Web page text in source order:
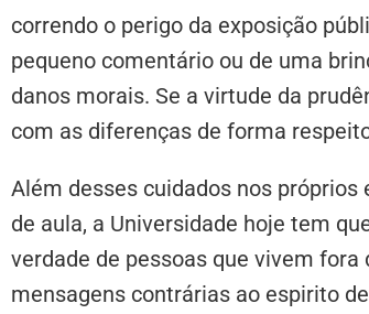
correndo o perigo da exposição
pequeno comentário ou de uma
danos morais. Se a virtude da
com as diferenças de forma
Além desses cuidados nos
de aula, a Universidade hoje tem
verdade de pessoas que vivem
mensagens contrárias ao espirito